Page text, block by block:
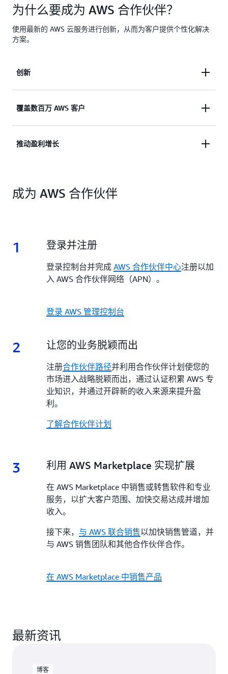
为什么要成为 AWS 合作伙伴？
使用最新的 AWS 云服务进行创新，从而为客户提供个性化解决
方案。
创新
使用最新的AWS 云服务
进行创新，从而为客户提供
供培训、专业服务或托管服务，APN 都能为您提供
覆盖数百万 AWS 客户
独立软件供应商（ISV）、数据提供商和咨询合作伙
通过简化的采购流程、增强的可见性和专门的支持，
推动盈利增长
现增长。无论您是转售 AWS 解决方案还是进行企业
成为 AWS 合作伙伴
1 1.
登录并注册
登录控制台并完成 AWS 合作伙伴中心注册以加
入 AWS 合作伙伴网络（APN）。
登录 AWS 管理控制台
2 2.
让您的业务脱颖而出
注册合作伙伴路径并利用合作伙伴计划使您的
市场进入战略脱颖而出，通过认证积累 AWS 专
业知识，并通过开辟新的收入来源来提升盈
利。
了解合作伙伴计划
3 3.
利用 AWS Marketplace 实现扩展
在 AWS Marketplace 中销售或转售软件和专业
服务，以扩大客户范围、加快交易达成并增加
收入。
接下来， 与 AWS 联合销售以加快销售管道，并
与 AWS 销售团队和其他合作伙伴合作。
在 AWS Marketplace 中销售产品
最新资讯
博客